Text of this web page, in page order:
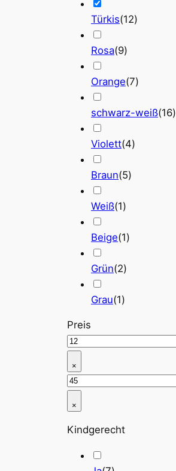
Türkis(12)
Rosa(9)
Orange(7)
schwarz-weiß(16)
Violett(4)
Braun(5)
Weiß(1)
Beige(1)
Grün(2)
Grau(1)
Preis
×
×
Kindgerecht